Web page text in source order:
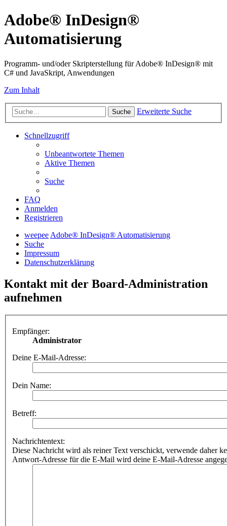
Adobe® InDesign®
Automatisierung
Programm- und/oder Skripterstellung für Adobe® InDesign® mit
C# und JavaSkript, Anwendungen
Zum Inhalt
Suche Erweiterte Suche
Schnellzugriff
Unbeantwortete Themen
Aktive Themen
Suche
FAQ
Anmelden
Registrieren
weepeeAdobe® InDesign® Automatisierung
Suche
Impressum
Datenschutzerklärung
Kontakt mit der Board-Administration
aufnehmen
Empfänger:
Administrator
Deine E-Mail-Adresse:
Dein Name:
Betreff:
Nachrichtentext:
Diese Nachricht wird als reiner Text verschickt, verwende daher
Antwort-Adresse für die E-Mail wird deine E-Mail-Adresse